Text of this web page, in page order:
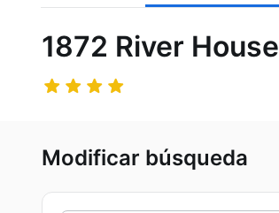
1872 River House
Modificar búsqueda